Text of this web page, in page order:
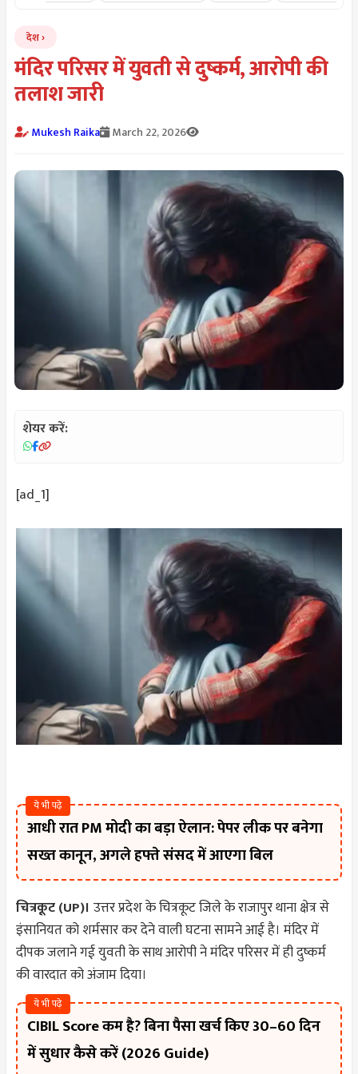
देश
मंदिर परिसर में युवती से दुष्कर्म, आरोपी की
तलाश जारी
Mukesh Raika March 22, 2026
शेयर करें:
[ad_1]
ये भी पढ़े
आधी रात PM मोदी का बड़ा ऐलान: पेपर लीक पर बनेगा
सख्त कानून, अगले हफ्ते संसद में आएगा बिल
चित्रकूट (UP)। उत्तर प्रदेश के चित्रकूट जिले के राजापुर थाना क्षेत्र से
इंसानियत को शर्मसार कर देने वाली घटना सामने आई है। मंदिर में
दीपक जलाने गई युवती के साथ आरोपी ने मंदिर परिसर में ही दुष्कर्म
की वारदात को अंजाम दिया।
ये भी पढ़े
CIBIL Score कम है? बिना पैसा खर्च किए 30–60 दिन
में सुधार कैसे करें (2026 Guide)